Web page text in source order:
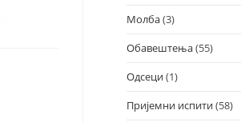
Молба(3)
Обавештења(55)
Одсеци(1)
Пријемни испити(58)